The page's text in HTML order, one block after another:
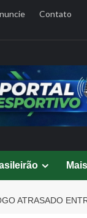
Contato
ATRASADO